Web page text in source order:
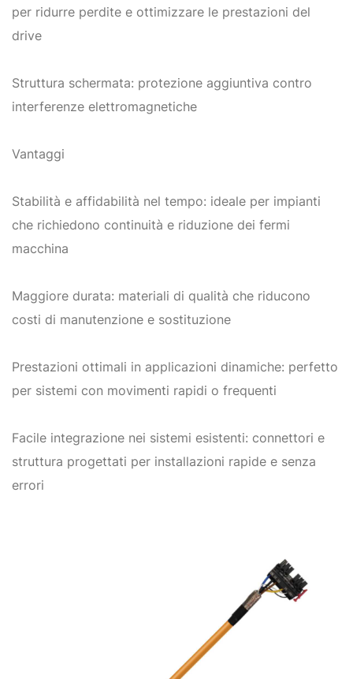
per ridurre perdite e ottimizzare le prestazioni del
drive
Struttura schermata: protezione aggiuntiva contro
interferenze elettromagnetiche
Vantaggi
Stabilità e affidabilità nel tempo: ideale per impianti
che richiedono continuità e riduzione dei fermi
macchina
Maggiore durata: materiali di qualità che riducono
costi di manutenzione e sostituzione
Prestazioni ottimali in applicazioni dinamiche: perfetto
per sistemi con movimenti rapidi o frequenti
Facile integrazione nei sistemi esistenti: connettori e
struttura progettati per installazioni rapide e senza
errori